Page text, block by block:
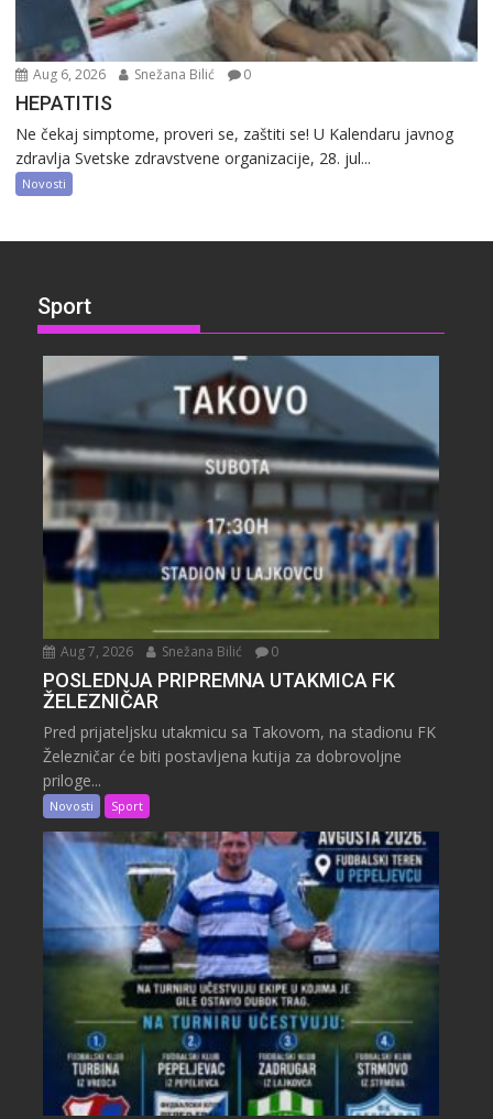
Aug 6, 2026 Snežana Bilić 0
HEPATITIS
Ne čekaj simptome, proveri se, zaštiti se! U Kalendaru javnog
zdravlja Svetske zdravstvene organizacije, 28. jul...
Novosti
Sport
Aug 7, 2026 Snežana Bilić 0
POSLEDNJA PRIPREMNA UTAKMICA FK
ŽELEZNIČAR
Pred prijateljsku utakmicu sa Takovom, na stadionu FK
Železničar će biti postavljena kutija za dobrovoljne
priloge...
Novosti Sport